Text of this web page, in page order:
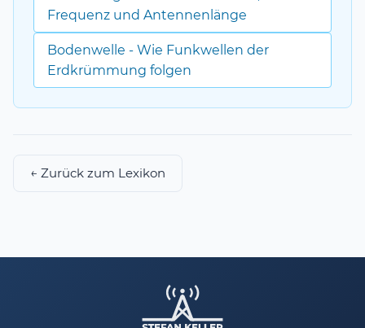
Frequenz und Antennenlänge
Bodenwelle - Wie Funkwellen der
Erdkrümmung folgen
← Zurück zum Lexikon